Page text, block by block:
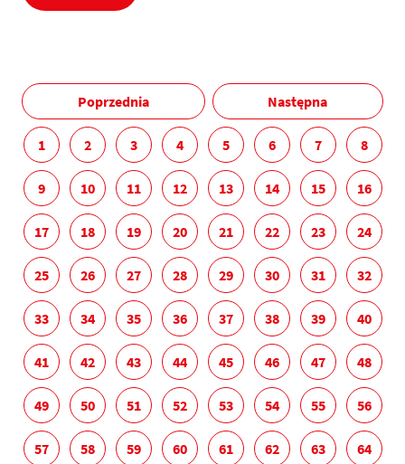
Poprzednia Następna
1 2 3 4 5 6 7 8
9 10 11 12 13 14 15 16
17 18 19 20 21 22 23 24
25 26 27 28 29 30 31 32
33 34 35 36 37 38 39 40
41 42 43 44 45 46 47 48
49 50 51 52 53 54 55 56
57 58 59 60 61 62 63 64